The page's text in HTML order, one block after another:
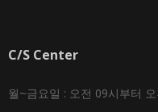
C/S Center
월~금요일 : 오전 09시부터